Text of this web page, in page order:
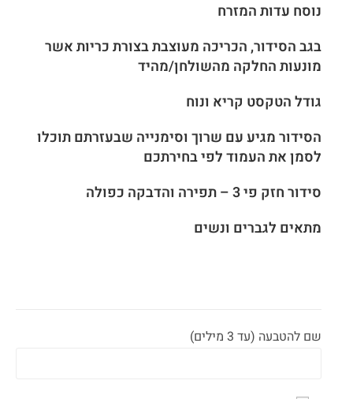
נוסח עדות המזרח
בגב הסידור, הכריכה מעוצבת בצורת כריות אשר
מונעות החלקה מהשולחן/מהיד
גודל הטקסט קריא ונוח
הסידור מגיע עם שרוך וסימנייה שבעזרתם תוכלו
לסמן את העמוד לפי בחירתכם
סידור חזק פי 3 – תפירה והדבקה כפולה
מתאים לגברים ונשים
שם להטבעה (עד 3 מילים)